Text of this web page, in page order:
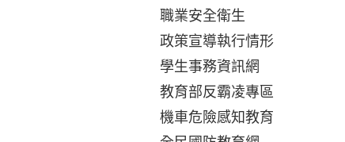
職業安全衛生
政策宣導執行情形
學生事務資訊網
教育部反霸凌專區
機車危險感知教育